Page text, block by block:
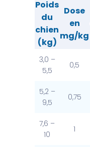
Poids
du
chien
(kg)
Dose
en
mg/kg
3,0 –
5,5
0,5
5,2 –
9,5
0,75
7,6 –
10
1